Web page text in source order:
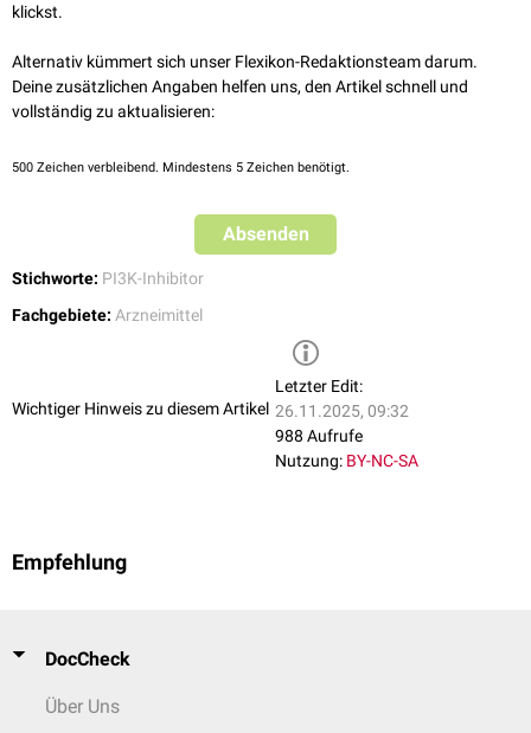
klickst.
Alternativ kümmert sich unser Flexikon-Redaktionsteam darum.
Deine zusätzlichen Angaben helfen uns, den Artikel schnell und
vollständig zu aktualisieren:
500 Zeichen verbleibend. Mindestens 5 Zeichen benötigt.
Absenden
Stichworte: PI3K-Inhibitor
Fachgebiete: Arzneimittel
Wichtiger Hinweis zu diesem Artikel
Letzter Edit:
26.11.2025, 09:32
988 Aufrufe
Nutzung: BY-NC-SA
Empfehlung
DocCheck
Über Uns